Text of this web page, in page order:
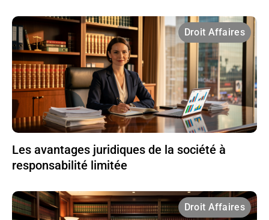
Droit Affaires
Les avantages juridiques de la société à
responsabilité limitée
Droit Affaires